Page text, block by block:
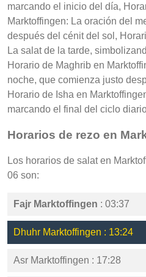
marcando el inicio del día,
Marktoffingen: La oración del
después del cénit del sol,
La salat de la tarde,
Horario de Maghrib en
noche, que comienza justo
Horario de Isha en
marcando el final del ciclo
Horarios de rezo en
Los horarios de salat en
06 son:
Fajr Marktoffingen : 03:37
Dhuhr Marktoffingen : 13:24
Asr Marktoffingen : 17:28